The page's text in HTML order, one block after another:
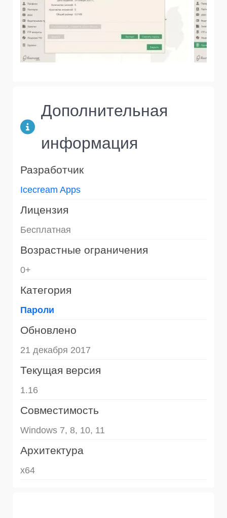
Дополнительная
информация
Разработчик
Icecream Apps
Лицензия
Бесплатная
Возрастные ограничения
0+
Категория
Пароли
Обновлено
21 декабря 2017
Текущая версия
1.16
Совместимость
Windows 7, 8, 10, 11
Архитектура
x64